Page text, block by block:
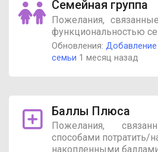
Семейная группа
Пожелания,
функциональностью
Обновления: Добавление
семьи 1 месяц назад
Баллы Плюса
Пожелания,
способами потратить/
накопленными